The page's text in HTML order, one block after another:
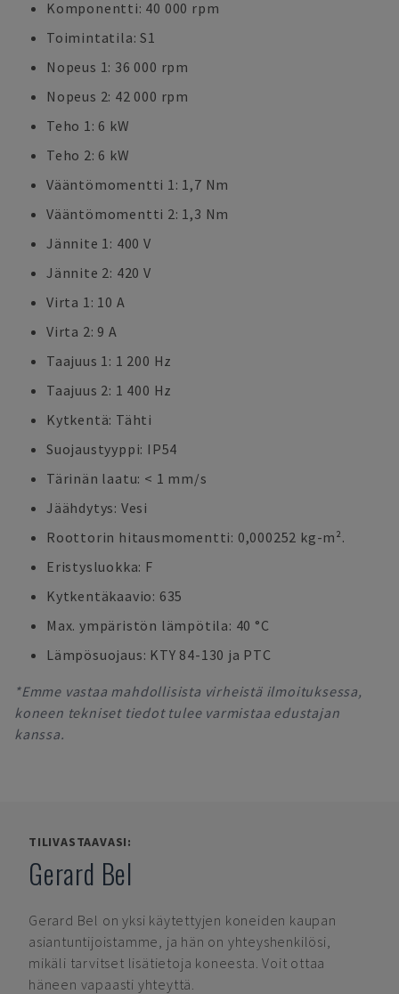
Komponentti: 40 000 rpm
Toimintatila: S1
Nopeus 1: 36 000 rpm
Nopeus 2: 42 000 rpm
Teho 1: 6 kW
Teho 2: 6 kW
Vääntömomentti 1: 1,7 Nm
Vääntömomentti 2: 1,3 Nm
Jännite 1: 400 V
Jännite 2: 420 V
Virta 1: 10 A
Virta 2: 9 A
Taajuus 1: 1 200 Hz
Taajuus 2: 1 400 Hz
Kytkentä: Tähti
Suojaustyyppi: IP54
Tärinän laatu: < 1 mm/s
Jäähdytys: Vesi
Roottorin hitausmomentti: 0,000252 kg-m².
Eristysluokka: F
Kytkentäkaavio: 635
Max. ympäristön lämpötila: 40 °C
Lämpösuojaus: KTY 84-130 ja PTC
*Emme vastaa mahdollisista virheistä ilmoituksessa,
koneen tekniset tiedot tulee varmistaa edustajan
kanssa.
TILIVASTAAVASI:
Gerard Bel
Gerard Bel on yksi käytettyjen koneiden kaupan
asiantuntijoistamme, ja hän on yhteyshenkilösi,
mikäli tarvitset lisätietoja koneesta. Voit ottaa
häneen vapaasti yhteyttä.